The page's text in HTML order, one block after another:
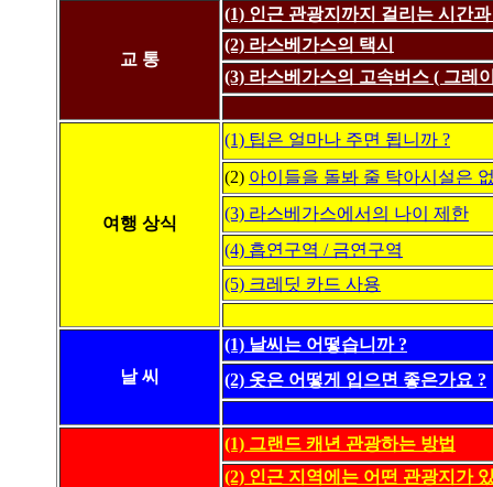
교 통
(1) 인근 관광지까지 걸리는 시간
(2) 라스베가스의 택시
(3) 라스베가스의 고속버스 ( 그레
여행 상식
(1) 팁은 얼마나 주면 됩니까 ?
(2) 아이들을 돌봐 줄 탁아시설은
(3) 라스베가스에서의 나이 제한
(4) 흡연구역 / 금연구역
(5) 크레딧 카드 사용
날 씨
(1) 날씨는 어떻습니까 ?
(2) 옷은 어떻게 입으면 좋은가요 ?
(1) 그랜드 캐년 관광하는 방법
(2) 인근 지역에는 어떤 관광지가